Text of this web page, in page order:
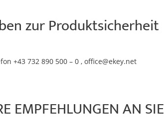
zur Produktsicherheit
+43 732 890 500 – 0 , office@ekey.net
EMPFEHLUNGEN AN SIE